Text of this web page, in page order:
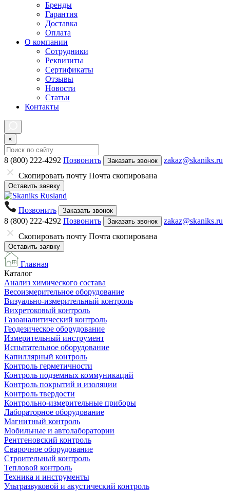
Бренды
Гарантия
Доставка
Оплата
О компании
Сотрудники
Реквизиты
Сертификаты
Отзывы
Новости
Статьи
Контакты
×
8 (800) 222-4292 Позвонить Заказать звонок
zakaz@skaniks.ru
Скопировать почту Почта скопирована
Оставить заявку
Позвонить Заказать звонок
8 (800) 222-4292 Позвонить Заказать звонок
zakaz@skaniks.ru
Скопировать почту Почта скопирована
Оставить заявку
Главная
Каталог
Анализ химического состава
Весоизмерительное оборудование
Визуально-измерительный контроль
Вихретоковый контроль
Газоаналитический контроль
Геодезическое оборудование
Измерительный инструмент
Испытательное оборудование
Капиллярный контроль
Контроль герметичности
Контроль подземных коммуникаций
Контроль покрытий и изоляции
Контроль твердости
Контрольно-измерительные приборы
Лабораторное оборудование
Магнитный контроль
Мобильные и автолаборатории
Рентгеновский контроль
Сварочное оборудование
Строительный контроль
Тепловой контроль
Техника и инструменты
Ультразвуковой и акустический контроль